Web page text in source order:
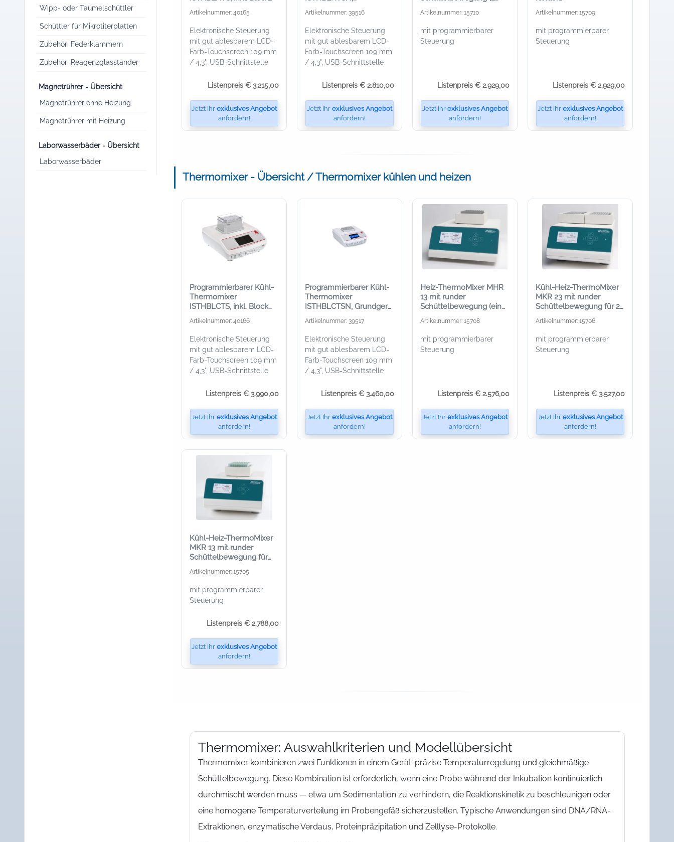
Wipp- oder Taumelschüttler
Schüttler für Mikrotiterplatten
Zubehör: Federklammern
Zubehör: Reagenzglasständer
Magnetrührer - Übersicht
Magnetrührer ohne Heizung
Magnetrührer mit Heizung
Laborwasserbäder - Übersicht
Laborwasserbäder
für 24 x 1,5 mL Röhrchen
Artikelnummer: 40165
Elektronische Steuerung
mit gut ablesbarem LCD-
Farb-Touchscreen 109 mm
/ 4,3", USB-Schnittstelle
Listenpreis € 3.215,00
Jetzt Ihr exklusives Angebot
anfordern!
Grundgerät ohne Block
Artikelnummer: 39516
Elektronische Steuerung
mit gut ablesbarem LCD-
Farb-Touchscreen 109 mm
/ 4,3", USB-Schnittstelle
Listenpreis € 2.810,00
Jetzt Ihr exklusives Angebot
anfordern!
Wechselblöcke)
Artikelnummer: 15710
mit programmierbarer
Steuerung
Listenpreis € 2.929,00
Jetzt Ihr exklusives Angebot
anfordern!
Schüttelbewegung (2
Wechselblöcke)
Artikelnummer: 15709
mit programmierbarer
Steuerung
Listenpreis € 2.929,00
Jetzt Ihr exklusives Angebot
anfordern!
Thermomixer - Übersicht / Thermomixer kühlen und heizen
Programmierbarer Kühl-
Thermomixer
ISTHBLCTS, inkl. Block
für 24 x 1,5 mL Röhrchen
Artikelnummer: 40166
Elektronische Steuerung
mit gut ablesbarem LCD-
Farb-Touchscreen 109 mm
/ 4,3", USB-Schnittstelle
Listenpreis € 3.990,00
Jetzt Ihr exklusives Angebot
anfordern!
Programmierbarer Kühl-
Thermomixer
ISTHBLCTSN, Grundgerät
ohne Block
Artikelnummer: 39517
Elektronische Steuerung
mit gut ablesbarem LCD-
Farb-Touchscreen 109 mm
/ 4,3", USB-Schnittstelle
Listenpreis € 3.460,00
Jetzt Ihr exklusives Angebot
anfordern!
Heiz-ThermoMixer MHR
13 mit runder
Schüttelbewegung (ein
Wechselblock)
Artikelnummer: 15708
mit programmierbarer
Steuerung
Listenpreis € 2.576,00
Jetzt Ihr exklusives Angebot
anfordern!
Kühl-Heiz-ThermoMixer
MKR 23 mit runder
Schüttelbewegung für 2
Wechselblöcke
Artikelnummer: 15706
mit programmierbarer
Steuerung
Listenpreis € 3.527,00
Jetzt Ihr exklusives Angebot
anfordern!
Kühl-Heiz-ThermoMixer
MKR 13 mit runder
Schüttelbewegung für
einen Wechselblock
Artikelnummer: 15705
mit programmierbarer
Steuerung
Listenpreis € 2.788,00
Jetzt Ihr exklusives Angebot
anfordern!
Thermomixer: Auswahlkriterien und Modellübersicht
Thermomixer kombinieren zwei Funktionen in einem Gerät: präzise Temperaturregelung und gleichmäßige
Schüttelbewegung. Diese Kombination ist erforderlich, wenn eine Probe während der Inkubation kontinuierlich
durchmischt werden muss — etwa um Sedimentation zu verhindern, die Reaktionskinetik zu beschleunigen oder
eine homogene Temperaturverteilung im Probengefäß sicherzustellen. Typische Anwendungen sind DNA/RNA-
Extraktionen, enzymatische Verdaus, Proteinpräzipitation und Zelllyse-Protokolle.